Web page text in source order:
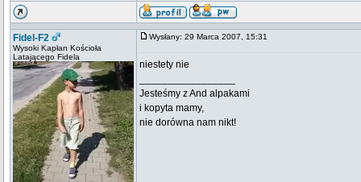
Fidel-F2
Wysoki Kapłan Kościoła
Latającego Fidela
Wysłany: 29 Marca 2007, 15:31
niestety nie
Jesteśmy z And alpakami
i kopyta mamy,
nie dorówna nam nikt!